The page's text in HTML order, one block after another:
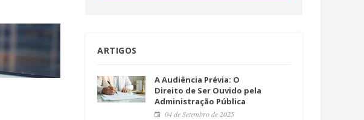
ARTIGOS
A Audiência Prévia: O
Direito de Ser Ouvido pela
Administração Pública
04 de Setembro de 2025